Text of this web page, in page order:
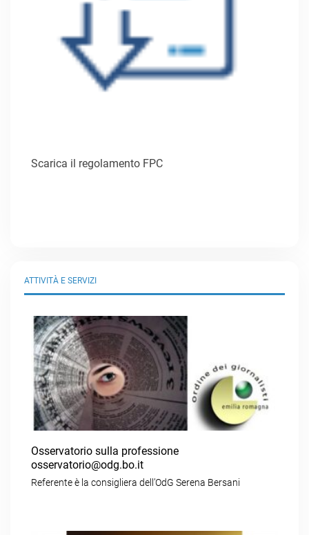
Scarica il regolamento FPC
ATTIVITÀ E SERVIZI
Osservatorio sulla professione
osservatorio@odg.bo.it
Referente è la consigliera dell’OdG Serena Bersani